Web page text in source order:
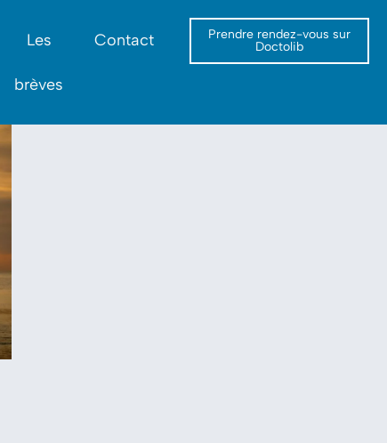
Les
brèves
Contact
Prendre rendez-vous sur
Doctolib